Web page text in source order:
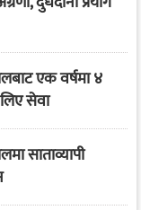
एक वर्षमा ४
सेवा
साताव्यापी